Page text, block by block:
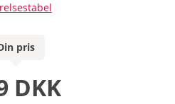
pris
DKK